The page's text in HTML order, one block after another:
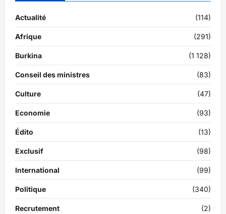
Actualité (114)
Afrique (291)
Burkina (1 128)
Conseil des ministres (83)
Culture (47)
Economie (93)
Édito (13)
Exclusif (98)
International (99)
Politique (340)
Recrutement (2)